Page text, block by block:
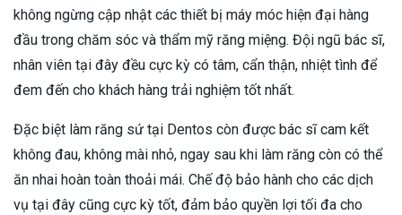
không ngừng cập nhật các thiết bị máy móc hiện đại hàng
đầu trong chăm sóc và thẩm mỹ răng miệng. Đội ngũ bác sĩ,
nhân viên tại đây đều cực kỳ có tâm, cẩn thận, nhiệt tình để
đem đến cho khách hàng trải nghiệm tốt nhất.
Đặc biệt làm răng sứ tại Dentos còn được bác sĩ cam kết
không đau, không mài nhỏ, ngay sau khi làm răng còn có thể
ăn nhai hoàn toàn thoải mái. Chế độ bảo hành cho các dịch
vụ tại đây cũng cực kỳ tốt, đảm bảo quyền lợi tối đa cho